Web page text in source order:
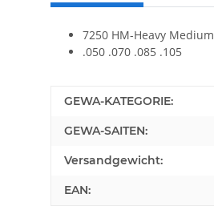
7250 HM-Heavy Medium
.050 .070 .085 .105
GEWA-KATEGORIE:
GEWA-SAITEN:
Versandgewicht:
EAN: